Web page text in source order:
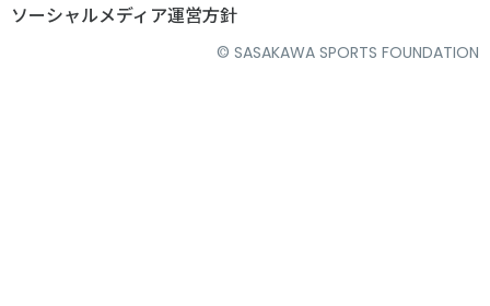
ソーシャルメディア運営方針
© SASAKAWA SPORTS FOUNDATION